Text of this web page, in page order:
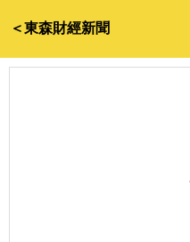
＜東森財經新聞